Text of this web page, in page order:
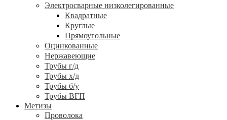
Электросварные низколегированные
Квадратные
Круглые
Прямоугольные
Оцинкованные
Нержавеющие
Трубы г/д
Трубы х/д
Трубы б/у
Трубы ВГП
Метизы
Проволока